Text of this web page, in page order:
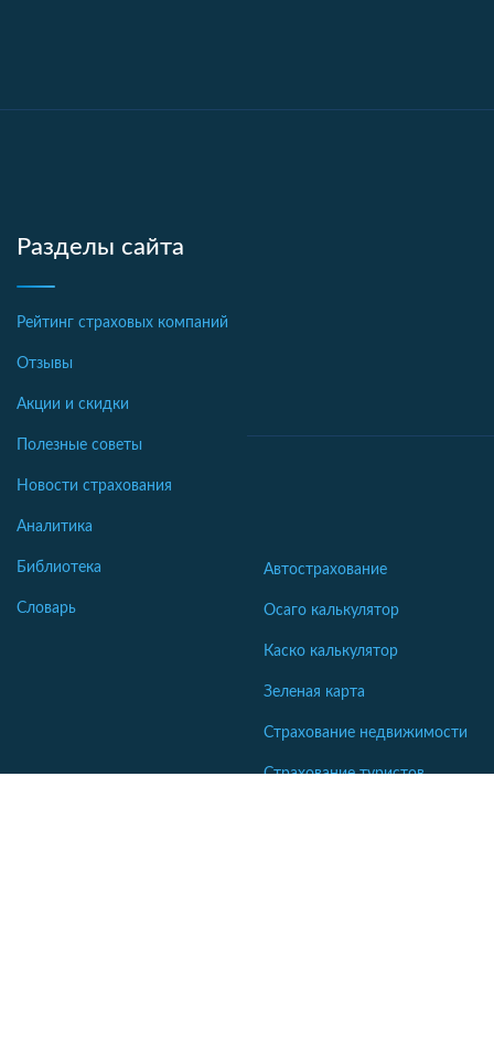
Разделы сайта
Рейтинг страховых компаний
Отзывы
Акции и скидки
Полезные советы
Новости страхования
Аналитика
Библиотека
Словарь
Автострахование
Осаго калькулятор
Каско калькулятор
Зеленая карта
Страхование недвижимости
Страхование туристов